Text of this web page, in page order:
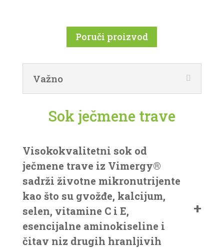
Poruči proizvod
Važno
Sok ječmene trave
Visokokvalitetni sok od
ječmene trave iz Vimergy®
sadrži životne mikronutrijente
kao što su gvožđe, kalcijum,
selen, vitamine C i E,
esencijalne aminokiseline i
čitav niz drugih hranljivih